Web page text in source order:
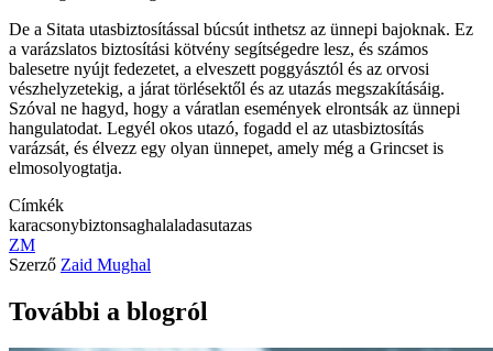
De a Sitata utasbiztosítással búcsút inthetsz az ünnepi bajoknak. Ez
a varázslatos biztosítási kötvény segítségedre lesz, és számos
balesetre nyújt fedezetet, a elveszett poggyásztól és az orvosi
vészhelyzetekig, a járat törlésektől és az utazás megszakításáig.
Szóval ne hagyd, hogy a váratlan események elrontsák az ünnepi
hangulatodat. Legyél okos utazó, fogadd el az utasbiztosítás
varázsát, és élvezz egy olyan ünnepet, amely még a Grincset is
elmosolyogtatja.
Címkék
karacsonybiztonsaghalaladasutazas
ZM
Szerző Zaid Mughal
További a blogról